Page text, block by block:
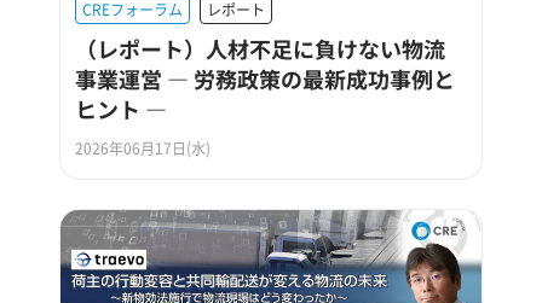
CREフォーラム レポート
（レポート）人材不足に負けない物流
事業運営 ― 労務政策の最新成功事例と
ヒント ―
2026年06月17日(水)